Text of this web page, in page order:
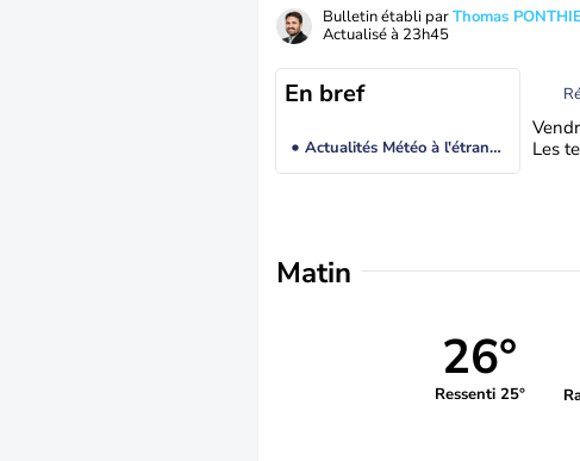
Bulletin établi parThomas
Actualisé à 23h45
En bref
Actualités Météo à l'étranger
Les
Matin
26°
Ressenti 25°